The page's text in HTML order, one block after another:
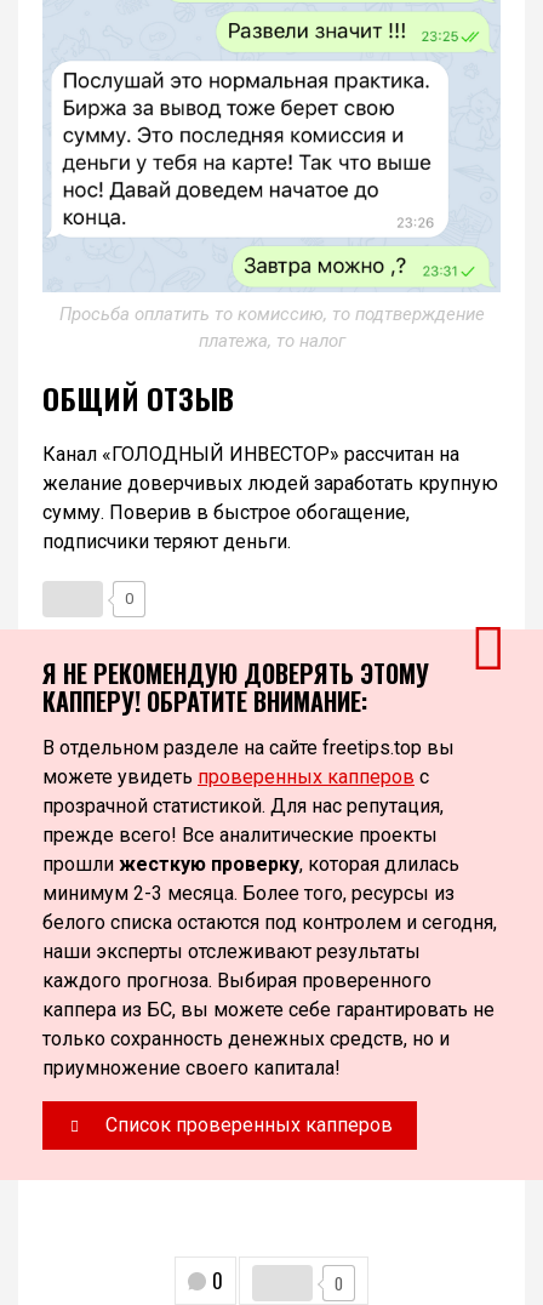
Просьба оплатить то комиссию, то подтверждение
платежа, то налог
ОБЩИЙ ОТЗЫВ
Канал «ГОЛОДНЫЙ ИНВЕСТОР» рассчитан на
желание доверчивых людей заработать крупную
сумму. Поверив в быстрое обогащение,
подписчики теряют деньги.
0
Я НЕ РЕКОМЕНДУЮ ДОВЕРЯТЬ ЭТОМУ
КАППЕРУ! ОБРАТИТЕ ВНИМАНИЕ:
В отдельном разделе на сайте freetips.top вы
можете увидеть проверенных капперов с
прозрачной статистикой. Для нас репутация,
прежде всего! Все аналитические проекты
прошли жесткую проверку, которая длилась
минимум 2-3 месяца. Более того, ресурсы из
белого списка остаются под контролем и сегодня,
наши эксперты отслеживают результаты
каждого прогноза. Выбирая проверенного
каппера из БС, вы можете себе гарантировать не
только сохранность денежных средств, но и
приумножение своего капитала!
Список проверенных капперов
0 0